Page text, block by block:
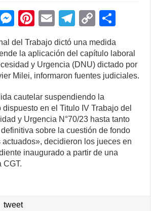
W
M
e
ss
e
n
g
er
Pi
nt
er
e
st
E
m
ail
T
e
gr
a
m
C
o
p
y
Li
n
k
ar
e
del Trabajo dictó una medida
la aplicación del capítulo laboral
y Urgencia (DNU) dictado por
Milei, informaron fuentes judiciales.
cautelar suspendiendo la
en el Titulo IV Trabajo del
y Urgencia N°70/23 hasta tanto
sobre la cuestión de fondo
decidieron los jueces en
inaugurado a partir de una
CGT.
tweet